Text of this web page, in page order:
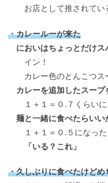
お店として推されてい
・カレールーが来た
においはちょっとだけ
イン！
カレー色のとんこつス
カレーを追加したスープ
１＋１＝０.７くらいに
麺と一緒に食べたらいい
１＋１＝０.５になった
「いる？これ」
・久しぶりに食べたけど